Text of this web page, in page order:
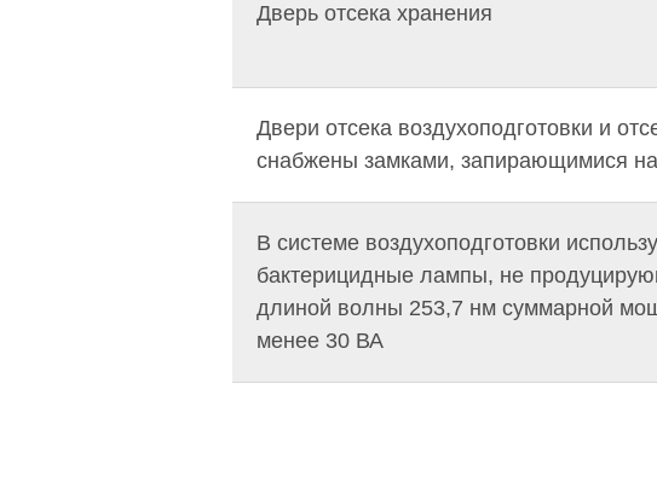
Дверь отсека хранения
Двери отсека воздухоподготовки и
снабжены замками, запирающимися
В системе воздухоподготовки
бактерицидные лампы, не
длиной волны 253,7 нм суммарной
менее 30 ВА